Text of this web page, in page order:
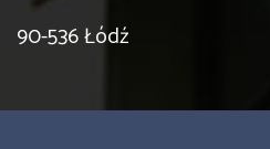
90-536 Łódź